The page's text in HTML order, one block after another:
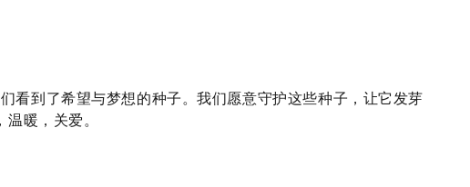
看到了希望与梦想的种子。我们愿意守护这些种子，让它发芽
暖，关爱。